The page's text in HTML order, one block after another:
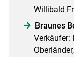
Willibald
Braunes
Verkäufer: